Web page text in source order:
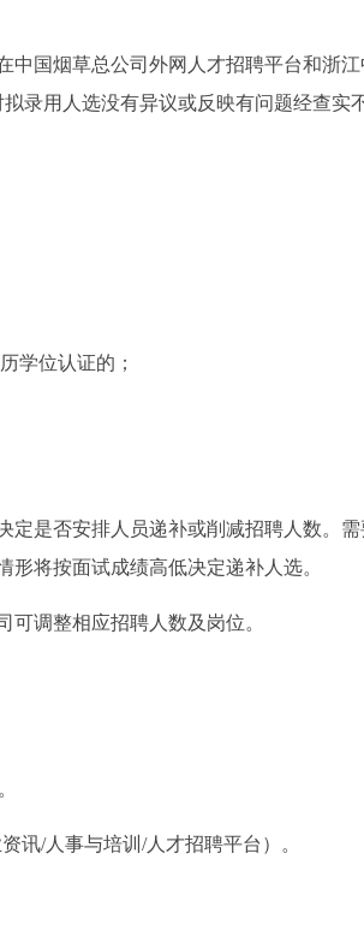
中国烟草总公司外网人才招聘平台和浙江
录用人选没有异议或反映有问题经查实
学位认证的；
定是否安排人员递补或削减招聘人数。需
将按面试成绩高低决定递补人选。
调整相应招聘人数及岗位。
讯/人事与培训/人才招聘平台）。